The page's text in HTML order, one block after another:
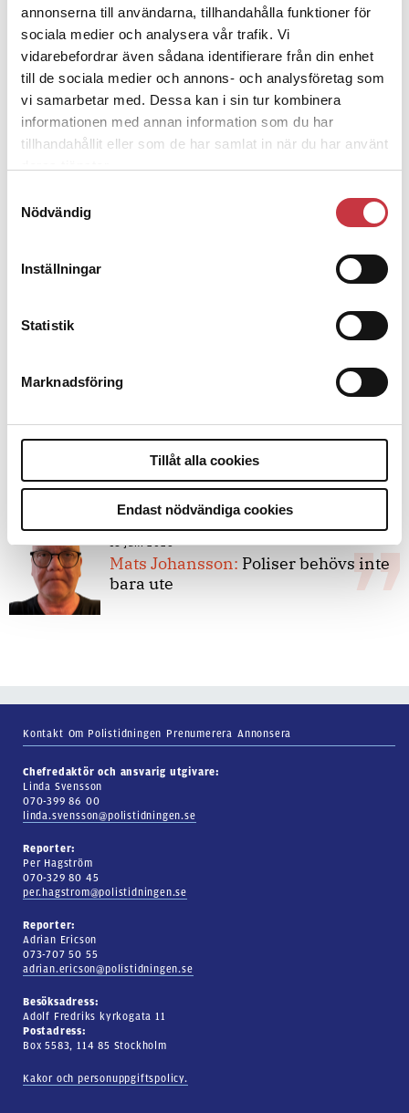
annonserna till användarna, tillhandahålla funktioner för
sociala medier och analysera vår trafik. Vi
vidarebefordrar även sådana identifierare från din enhet
till de sociala medier och annons- och analysföretag som
vi samarbetar med. Dessa kan i sin tur kombinera
informationen med annan information som du har
tillhandahållit eller som de har samlat in när du har använt
Nödvändig
Inställningar
Statistik
Marknadsföring
Tillåt alla cookies
Endast nödvändiga cookies
Polisregionen erkänner fel: ”Kommer
att rättas till”
Debatt
Det är inte evidenskrav som
Debatt:Med för höga krav på evidens
kan polisen inte göra något alls
15 juni 2026
Mats Johansson: Poliser behövs inte
bara ute
Kontakt Om Polistidningen Prenumerera Annonsera
Chefredaktör och ansvarig utgivare:
Linda Svensson
070-399 86 00
linda.svensson@polistidningen.se
Reporter:
Per Hagström
070-329 80 45
per.hagstrom@polistidningen.se
Reporter:
Adrian Ericson
073-707 50 55
adrian.ericson@polistidningen.se
Besöksadress:
Adolf Fredriks kyrkogata 11
Postadress:
Box 5583, 114 85 Stockholm
Kakor och personuppgiftspolicy.